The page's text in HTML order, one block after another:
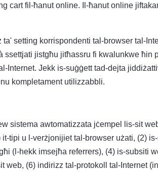
cart fil-ħanut online. Il-ħanut online
setting korrispondenti tal-browser tal-
jistgħu jitħassru fi kwalunkwe ħin
Internet. Jekk is-suġġett tad-dejta
kompletament utilizzabbli.
sistema awtomatizzata jċempel lis-sit
tipi u l-verżjonijiet tal-browser użati, (2)
(l-hekk imsejħa referrers), (4) is-subsiti
web, (6) indirizz tal-protokoll tal-Internet